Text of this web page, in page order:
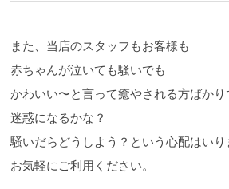
また、当店のスタッフもお客様も
赤ちゃんが泣いても騒いでも
かわいい〜と言って癒やされる方ばかり
迷惑になるかな？
騒いだらどうしよう？という心配はいり
お気軽にご利用ください。